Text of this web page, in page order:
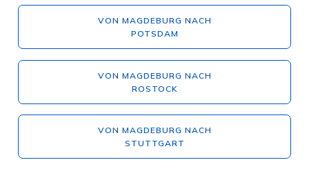
VON MAGDEBURG NACH
POTSDAM
VON MAGDEBURG NACH
ROSTOCK
VON MAGDEBURG NACH
STUTTGART